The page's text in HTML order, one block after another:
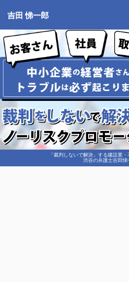
「裁判しないで解決」する建設業
渋谷の弁護士吉田悌
吉田 悌一郎